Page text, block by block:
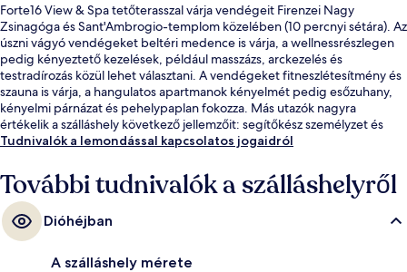
Forte16 View & Spa tetőterasszal várja vendégeit Firenzei Nagy
Zsinagóga és Sant'Ambrogio-templom közelében (10 percnyi sétára). Az
úszni vágyó vendégeket beltéri medence is várja, a wellnessrészlegen
pedig kényeztető kezelések, például masszázs, arckezelés és
testradírozás közül lehet választani. A vendégeket fitneszlétesítmény és
szauna is várja, a hangulatos apartmanok kényelmét pedig esőzuhany,
kényelmi párnázat és pehelypaplan fokozza. Más utazók nagyra
értékelik a szálláshely következő jellemzőit: segítőkész személyzet és
elhelyezkedés.
Tudnivalók a lemondással kapcsolatos jogaidról
További tudnivalók a szálláshelyről
Dióhéjban
A szálláshely mérete